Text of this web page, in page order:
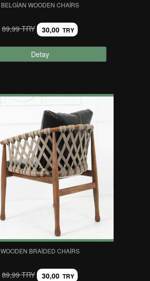
BELGIAN WOODEN CHAIRS
89,99 TRY 30,00 TRY
Detay
WOODEN BRAIDED CHAIRS
89,99 TRY 30,00 TRY